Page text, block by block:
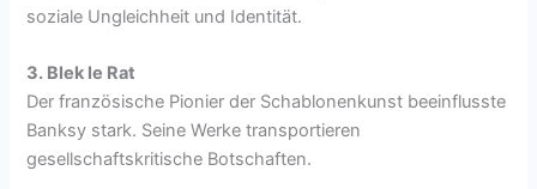
soziale Ungleichheit und Identität.
3. Blek le Rat
Der französische Pionier der Schablonenkunst beeinflusste
Banksy stark. Seine Werke transportieren
gesellschaftskritische Botschaften.